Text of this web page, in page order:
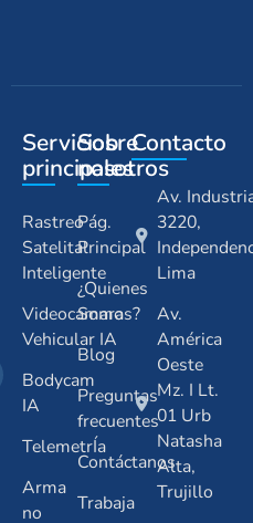
Servicios
principales
Rastreo
Satelital
Inteligente
Videocamara
Vehicular IA
Bodycam
IA
TelemetrÍa
Arma
no
Sobre
nosotros
Pág.
Principal
¿Quienes
Somos?
Blog
Preguntas
frecuentes
Contáctanos
Trabaja
Contacto
Av.
3220,
Lima
Av.
América
Oeste
Mz. I Lt.
01 Urb
Natasha
Alta,
Trujillo